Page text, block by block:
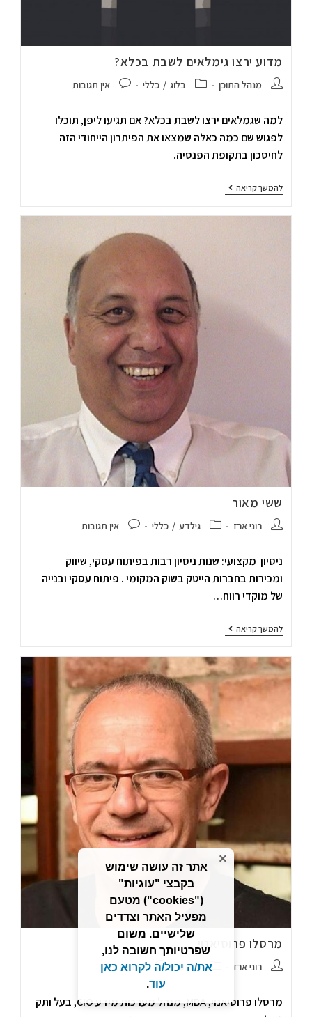
מדוע ירצו גימלאים לשבת בכלא?
מנהל התוכן בלוג / כללי אין תגובות
למה שגמלאים ירצו לשבת בכלא? אם תגיעו ליפן, תוכלו
לפגוש שם כמה כאלה שמצאו את הפיתרון הייחודי הזה
לחיסכון בתקופת הפנסיה.
להמשך קריאה
ששי מאור
רוני ארז גילדע / כללי אין תגובות
ניסיון מקצועי: שנות ניסיון רבות בפיתוח עסקי, שיווק
ומכירות בחברות הייטק בשוק המקומי . פיתוח עסקי ובנייה
של מוקדי רווח…
להמשך קריאה
מרסלו פרוסיאנוי
רוני ארז גילדע אין תגובות
מרסלו פרוסיאנוי, MBA, מנהל מערכות מידע CIO, בעל ותק
×
אתר זה עושה שימוש
בקבצי "עוגיות"
("cookies") מטעם
מפעיל האתר וצדדים
שלישיים. משום
שפרטיותך חשובה לנו,
את/ה יכול/ה לקרוא כאן
עוד.